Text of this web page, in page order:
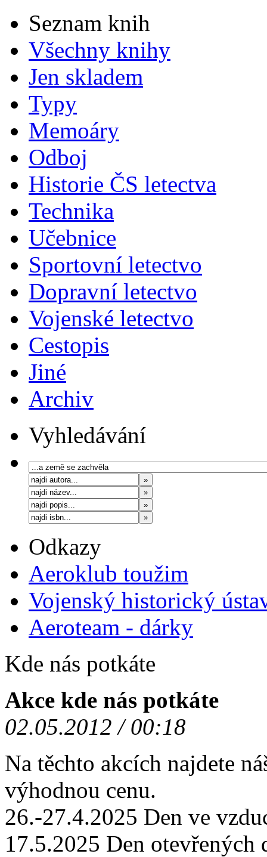
Seznam knih
Všechny knihy
Jen skladem
Typy
Memoáry
Odboj
Historie ČS letectva
Technika
Učebnice
Sportovní letectvo
Dopravní letectvo
Vojenské letectvo
Cestopis
Jiné
Archiv
Vyhledávání
Odkazy
Aeroklub toužim
Vojenský historický
Aeroteam - dárky
Kde nás potkáte
Akce kde nás potkáte
02.05.2012 / 00:18
Na těchto akcích najdete
výhodnou cenu.
26.-27.4.2025 Den ve
17.5.2025 Den